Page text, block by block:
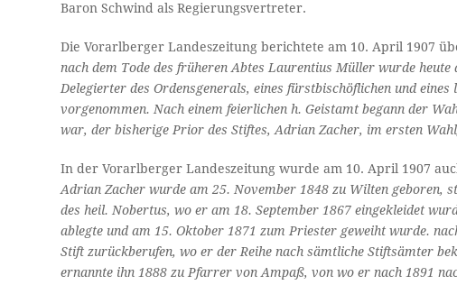
Baron Schwind als Regierungsver­treter.
Die Vorarlberger Landeszeitung berichtete am 10. April 1907
nach dem Tode des früheren Abtes Laurentius Müller wurde
Delegierter des Ordensgenerals, eines fürstbischöflichen und
vorgenommen. Nach einem feierlichen h. Geistamt begann der
war, der bisherige Prior des Stiftes, Adrian Zacher, im ersten
In der Vorarlberger Landeszeitung wurde am 10. April 1907
Adrian Zacher wurde am 25. November 1848 zu Wilten geboren,
des heil. Nobertus, wo er am 18. September 1867 eingekleidet
ablegte und am 15. Oktober 1871 zum Priester geweiht wurde.
Stift zurückberufen, wo er der Reihe nach sämtliche Stiftsämter
ernannte ihn 1888 zu Pfarrer von Ampaß, von wo er nach 1891